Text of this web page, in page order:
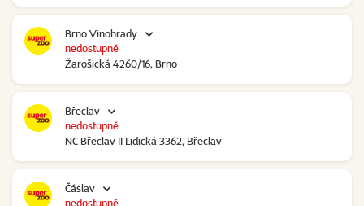
Brno Vinohrady
Žarošická 4260/16, Brno
nedostupné
Břeclav
NC Břeclav II Lidická 3362, Břeclav
nedostupné
Čáslav
nedostupné